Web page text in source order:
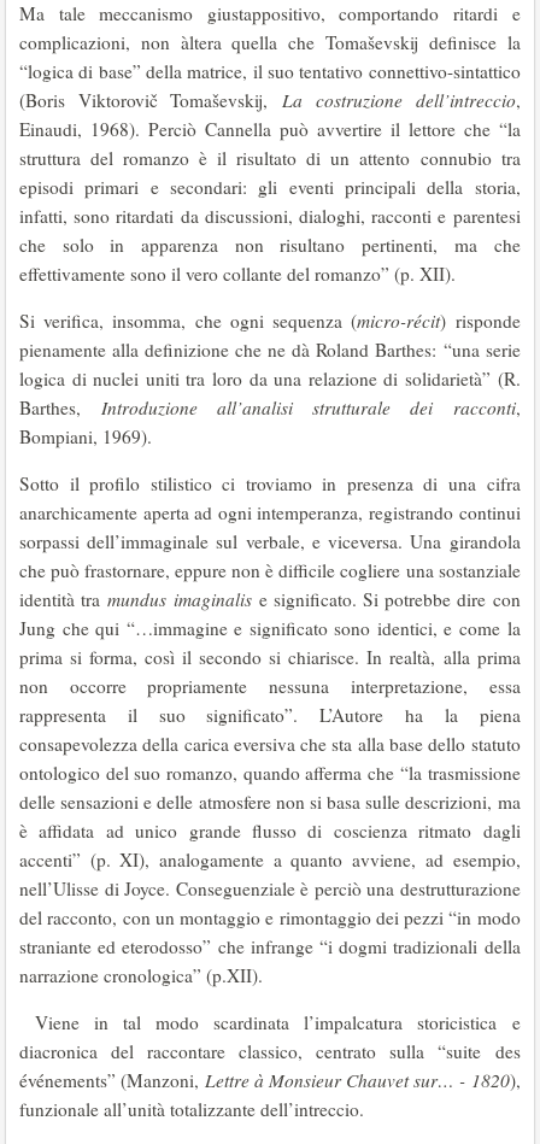
Ma tale meccanismo giustappositivo, comportando ritardi e
complicazioni, non àltera quella che Tomaševskij definisce la
“logica di base” della matrice, il suo tentativo connettivo-sintattico
(Boris Viktorovič Tomaševskij,La costruzione dell’intreccio,
Einaudi, 1968). Perciò Cannella può avvertire il lettore che “la
struttura del romanzo è il risultato di un attento connubio tra
episodi primari e secondari: gli eventi principali della storia,
infatti, sono ritardati da discussioni, dialoghi, racconti e parentesi
che solo in apparenza non risultano pertinenti, ma che
effettivamente sono il vero collante del romanzo” (p. XII).
Si verifica, insomma, che ogni sequenza (micro-récit) risponde
pienamente alla definizione che ne dà Roland Barthes: “una serie
logica di nuclei uniti tra loro da una relazione di solidarietà” (R.
Barthes,Introduzione all’analisi strutturale dei racconti,
Bompiani, 1969).
Sotto il profilo stilistico ci troviamo in presenza di una cifra
anarchicamente aperta ad ogni intemperanza, registrando continui
sorpassi dell’immaginale sul verbale, e viceversa. Una girandola
che può frastornare, eppure non è difficile cogliere una sostanziale
identità tramundus imaginalise significato. Si potrebbe dire con
Jung che qui “…immagine e significato sono identici, e come la
prima si forma, così il secondo si chiarisce. In realtà, alla prima
non occorre propriamente nessuna interpretazione, essa
rappresenta il suo significato”. L’Autore ha la piena
consapevolezza della carica eversiva che sta alla base dello statuto
ontologico del suo romanzo, quando afferma che “la trasmissione
delle sensazioni e delle atmosfere non si basa sulle descrizioni, ma
è affidata ad unico grande flusso di coscienza ritmato dagli
accenti” (p. XI), analogamente a quanto avviene, ad esempio,
nell’Ulisse di Joyce. Conseguenziale è perciò una destrutturazione
del racconto, con un montaggio e rimontaggio dei pezzi “in modo
straniante ed eterodosso” che infrange “i dogmi tradizionali della
narrazione cronologica” (p.XII).
Viene in tal modo scardinata l’impalcatura storicistica e
diacronica del raccontare classico, centrato sulla “suite des
événements” (Manzoni,Lettre à Monsieur Chauvet sur… - 1820),
funzionale all’unità totalizzante dell’intreccio.